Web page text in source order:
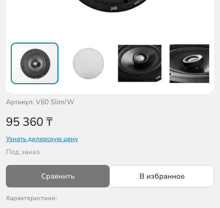
Артикул: V60 Slim/W
95 360₸
Узнать дилерскую цену
Под заказ
Сравнить В избранное
Характеристики: